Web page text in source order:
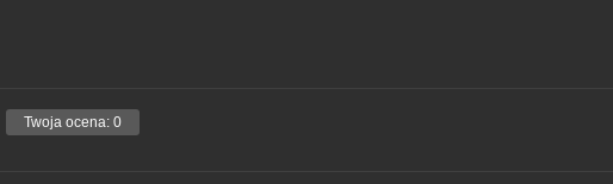
Twoja ocena: 0